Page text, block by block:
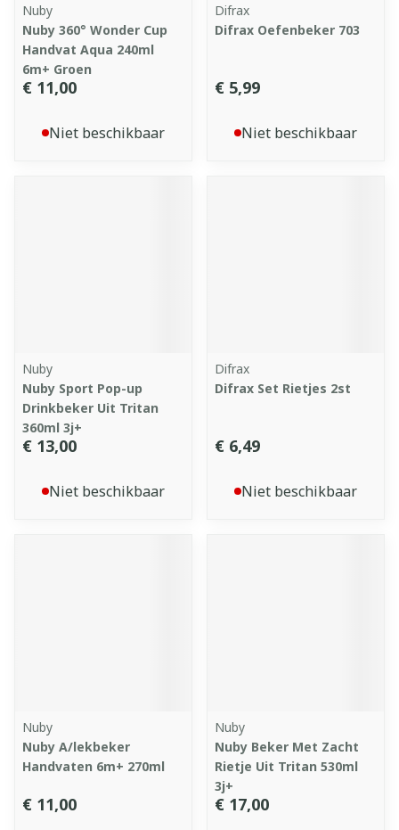
Nuby
Nuby 360° Wonder Cup
Handvat Aqua 240ml
6m+ Groen
€ 11,00
Niet beschikbaar
Difrax
Difrax Oefenbeker 703
€ 5,99
Niet beschikbaar
Nuby
Nuby Sport Pop-up
Drinkbeker Uit Tritan
360ml 3j+
€ 13,00
Niet beschikbaar
Difrax
Difrax Set Rietjes 2st
€ 6,49
Niet beschikbaar
Nuby
Nuby A/lekbeker
Handvaten 6m+ 270ml
€ 11,00
Nuby
Nuby Beker Met Zacht
Rietje Uit Tritan 530ml
3j+
€ 17,00